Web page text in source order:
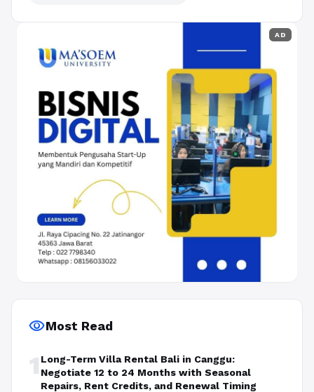
AD
visibilityMost Read
1 Long-Term Villa Rental Bali in Canggu:
Negotiate 12 to 24 Months with Seasonal
Repairs, Rent Credits, and Renewal Timing